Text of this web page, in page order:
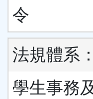
令
法規體系：
學生事務